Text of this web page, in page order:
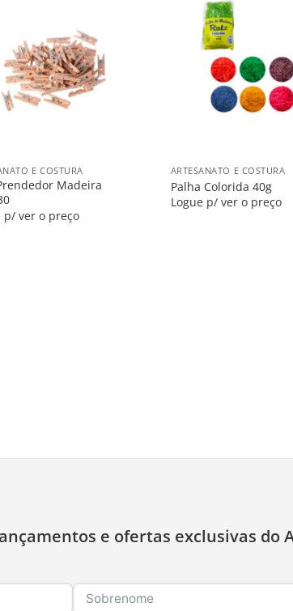
E COSTURA
Madeira
p/ ver o preço
ARTESANATO E COSTURA
Palha Colorida 40g
Logue p/ ver o preço
e ofertas exclusivas do